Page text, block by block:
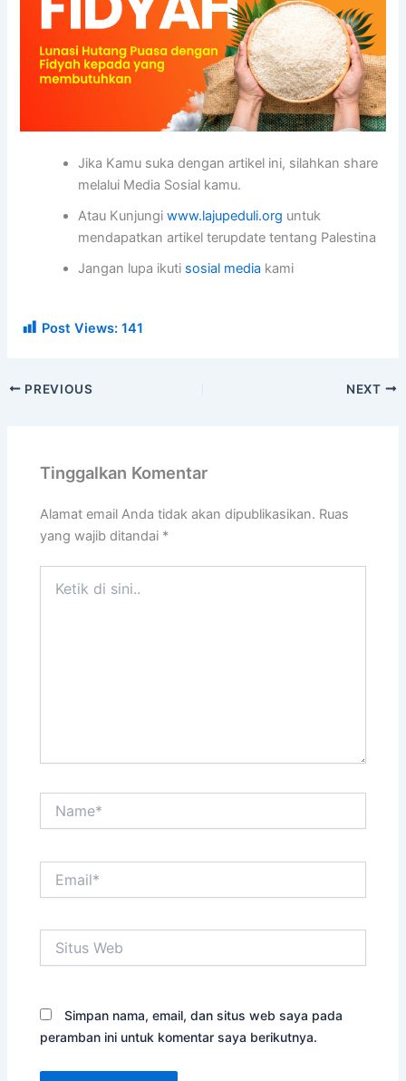
Jika Kamu suka dengan artikel ini, silahkan share
melalui Media Sosial kamu.
Atau Kunjungiwww.lajupeduli.org untuk
mendapatkan artikel terupdate tentang Palestina
Jangan lupa ikuti sosial media kami
Post Views: 141
PREVIOUS NEXT
Tinggalkan Komentar
Alamat email Anda tidak akan dipublikasikan. Ruas
yang wajib ditandai *
Web
Simpan nama, email, dan situs web saya pada
peramban ini untuk komentar saya berikutnya.